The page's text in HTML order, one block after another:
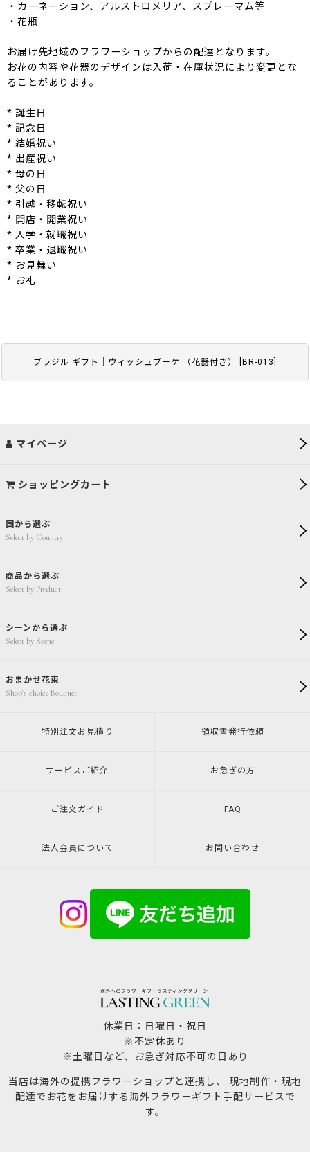
ブラジル ギフト｜ウィッシュブーケ （花器付き） BR-013
・カーネーション、アルストロメリア、スプレーマム等
・花瓶
お届け先地域のフラワーショップからの配達となります。
お花の内容や花器のデザインは入荷・在庫状況により変更とな
ることがあります。
* 誕生日
* 記念日
* 結婚祝い
* 出産祝い
* 母の日
* 父の日
* 引越・移転祝い
* 開店・開業祝い
* 入学・就職祝い
* 卒業・退職祝い
* お見舞い
* お礼
国から選ぶ
Select by Country
商品から選ぶ
Select by Product
シーンから選ぶ
Select by Scene
おまかせ花束
Shop's choice Bouquet
マイページ
ショッピングカート
特別注文 お見積り 領収書発行依頼
サービスご紹介 お急ぎの方
ご注文ガイド FAQ
法人会員について お問い合わせ
休業日：日曜日・祝日
※不定休あり
※土曜日など、お急ぎ対応不可の日あり
当店は海外の提携フラワーショップと連携し、 現地制作・現地
配達でお花をお届けする海外フラワーギフト手配サービスで
す。